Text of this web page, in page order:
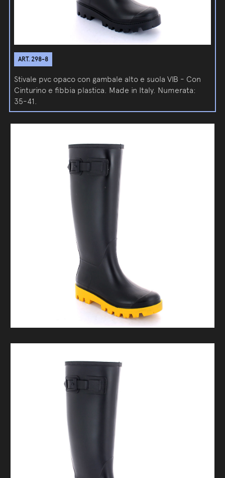
ART. 298-8
Stivale pvc opaco con gambale alto e suola VIB - Con
Cinturino e fibbia plastica. Made in Italy. Numerata:
35-41.